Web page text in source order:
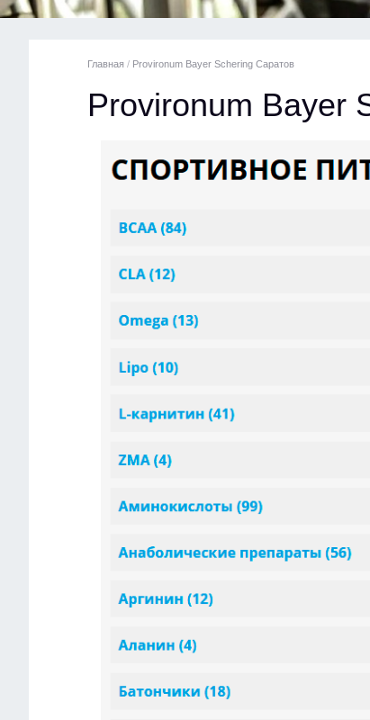
Главная / Provironum Bayer Schering Саратов
Provironum Bayer